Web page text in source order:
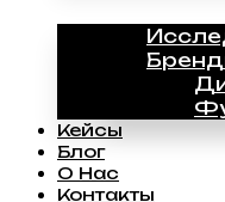
Кейсы
Блог
О Нас
Контакты